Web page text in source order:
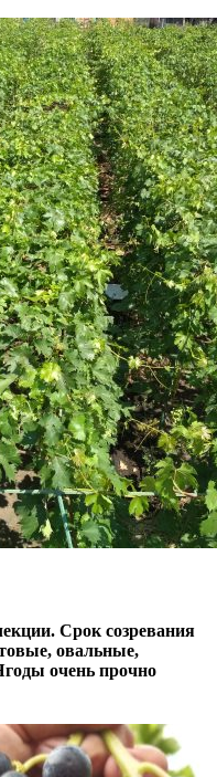
Срок созревания
овальные,
очень прочно